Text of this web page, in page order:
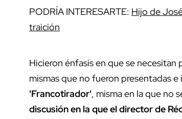
PODRÍA INTERESARTE: Hijo de
traición
Hicieron énfasis en que se
mismas que no fueron presentadas e
'Francotirador', misma en la que no
discusión en la que el director de